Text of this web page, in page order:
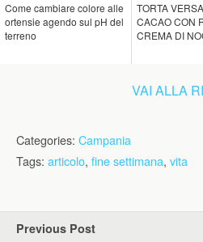
Come cambiare colore alle
ortensie agendo sul pH del
terreno
TORTA
CACAO CON
CREMA DI
VAI ALLA
Categories: Campania
Tags: articolo, fine settimana, vita
Previous Post